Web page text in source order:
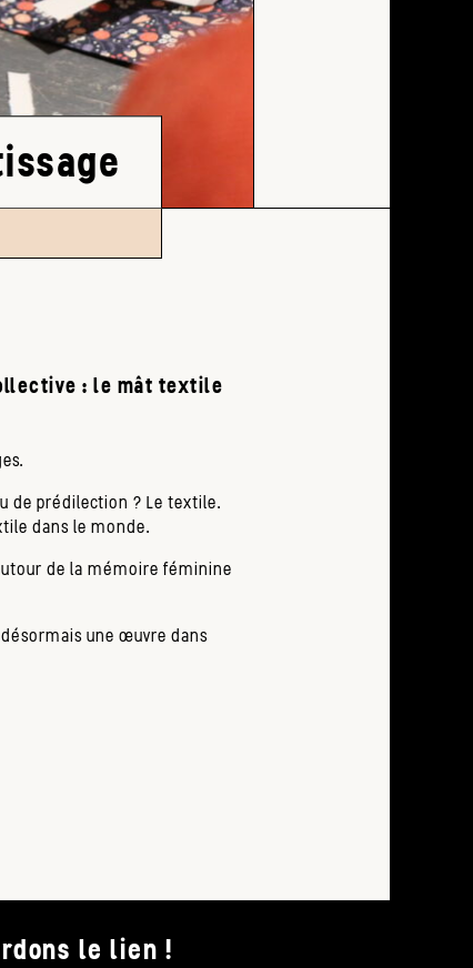
: le mât textile
de prédilection ? Le textile.
dans le monde.
de la mémoire féminine
une œuvre dans
le lien !